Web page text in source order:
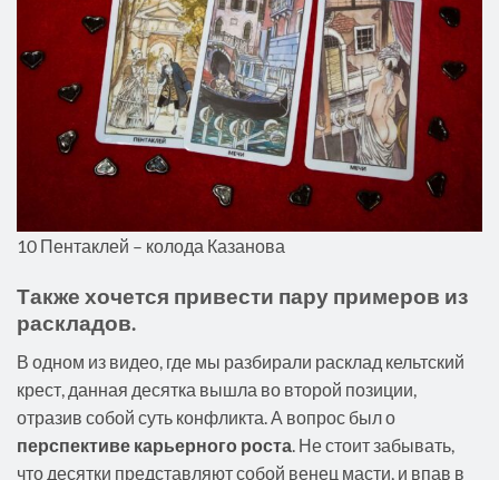
10 Пентаклей – колода Казанова
Также хочется привести пару примеров из
раскладов.
В одном из видео, где мы разбирали расклад кельтский
крест, данная десятка вышла во второй позиции,
отразив собой суть конфликта. А вопрос был о
перспективе карьерного роста. Не стоит забывать,
что десятки представляют собой венец масти, и впав в